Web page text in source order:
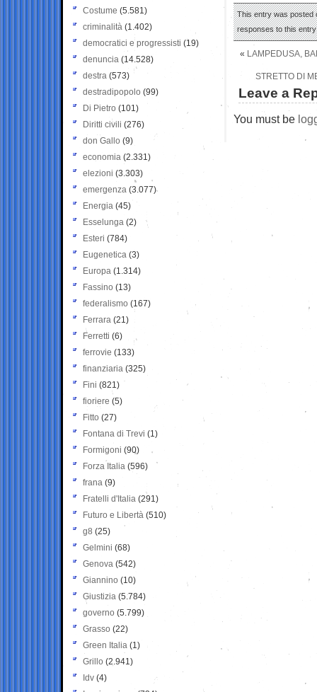
This entry was posted
responses to this
« LAMPEDUSA,
STRETTO DI
Leave a
You must be
Costume (5.581)
criminalità (1.402)
democratici e progressisti (19)
denuncia (14.528)
destra (573)
destradipopolo (99)
Di Pietro (101)
Diritti civili (276)
don Gallo (9)
economia (2.331)
elezioni (3.303)
emergenza (3.077)
Energia (45)
Esselunga (2)
Esteri (784)
Eugenetica (3)
Europa (1.314)
Fassino (13)
federalismo (167)
Ferrara (21)
Ferretti (6)
ferrovie (133)
finanziaria (325)
Fini (821)
fioriere (5)
Fitto (27)
Fontana di Trevi (1)
Formigoni (90)
Forza Italia (596)
frana (9)
Fratelli d'Italia (291)
Futuro e Libertà (510)
g8 (25)
Gelmini (68)
Genova (542)
Giannino (10)
Giustizia (5.784)
governo (5.799)
Grasso (22)
Green Italia (1)
Grillo (2.941)
Idv (4)